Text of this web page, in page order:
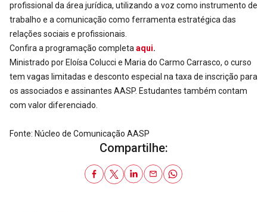
profissional da área jurídica, utilizando a voz como instrumento de
trabalho e a comunicação como ferramenta estratégica das
relações sociais e profissionais.
Confira a programação completa aqui.
Ministrado por Eloísa Colucci e Maria do Carmo Carrasco, o curso
tem vagas limitadas e desconto especial na taxa de inscrição para
os associados e assinantes AASP. Estudantes também contam
com valor diferenciado.
Fonte: Núcleo de Comunicação AASP
Compartilhe: